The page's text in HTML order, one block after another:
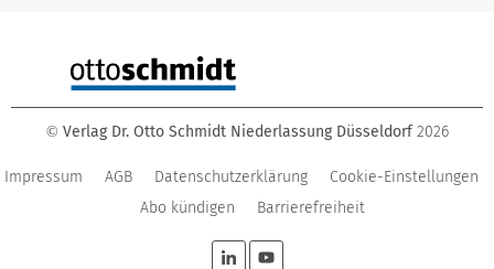
© Verlag Dr. Otto Schmidt Niederlassung Düsseldorf 2026
Impressum AGB Datenschutzerklärung
Cookie-Einstellungen
Abo kündigen
Barrierefreiheit